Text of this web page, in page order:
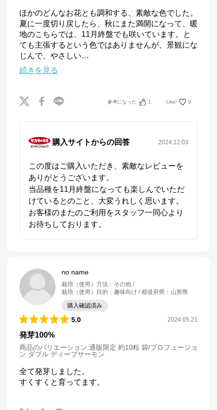
ほかのどんなお花とも調和する、素敵な色でした。
夏に一度切り戻したら、秋にまた満開になって、暖
地のこちらでは、11月終盤でも咲いています。と
ても主張するという色ではありませんが、景観にな
じんで、やさしい…
続きを見る
参考になった 1 Like! 0
購入サイトからの回答 2024.12.03
この度はご購入いただき、素敵なレビューを
ありがとうございます。
当品種を11月終盤になっても楽しんでいただ
けているとのこと、大変うれしく思います。
お客様のまたのご利用をスタッフ一同心より
お待ちしております。
no name
栽培（使用）方法 ： その他
栽培（使用）目的 ： 趣味向け 都道府県 ： 山形県
購入確認済み
5.0 2024.05.21
発芽100%
商品のバリエーション:通販限定 約10粒 袋/プロフュージョ
ン ダブル ディープサーモン
全て発芽しました。
すくすくと育ってます。
サカタのタネ オンラインショップ
※外部サイトが開きます
サカタのタネ オンラインショップからのコメ
サカタのタネ オンラインショップ
https://sakata-netshop.com/shop/default.aspx
創業100年以上の国内最大手種苗メーカー、サカタの
タネが運営するオンラインショップです。花と野菜、
園芸用品を中心に、ガーデニングを愛好される皆様の